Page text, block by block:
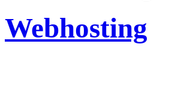
Webhosting